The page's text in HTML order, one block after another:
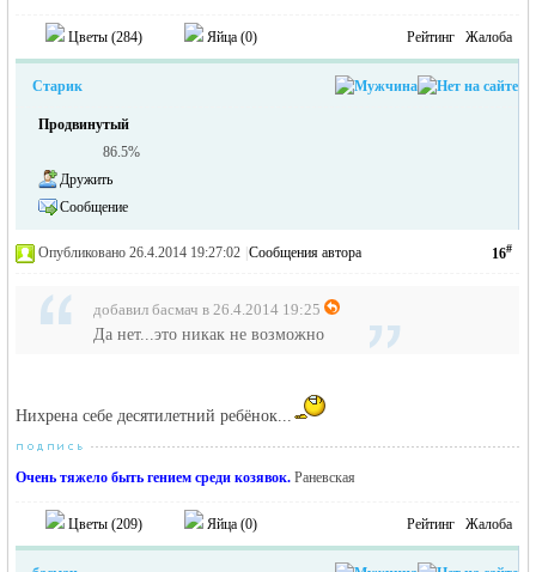
Цветы (284) Яйца (0) Рейтинг Жалоба
Старик
Продвинутый
86.5%
Дружить
Сообщение
16#
Опубликовано 26.4.2014 19:27:02 Сообщения автора
добавил басмач в 26.4.2014 19:25
Да нет...это никак не возможно
Нихрена себе десятилетний ребёнок...
Очень тяжело быть гением среди козявок. Раневская
Цветы (209) Яйца (0) Рейтинг Жалоба